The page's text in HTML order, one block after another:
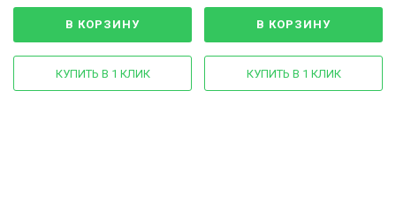
В КОРЗИНУ
КУПИТЬ В 1 КЛИК
В КОРЗИНУ
КУПИТЬ В 1 КЛИК